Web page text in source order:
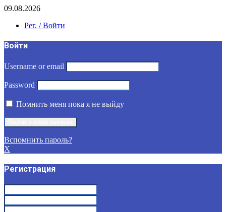
09.08.2026
Рег. / Войти
Войти
Username or email
Password
Помнить меня пока я не выйду
Вспомнить пароль?
X
Регистрация